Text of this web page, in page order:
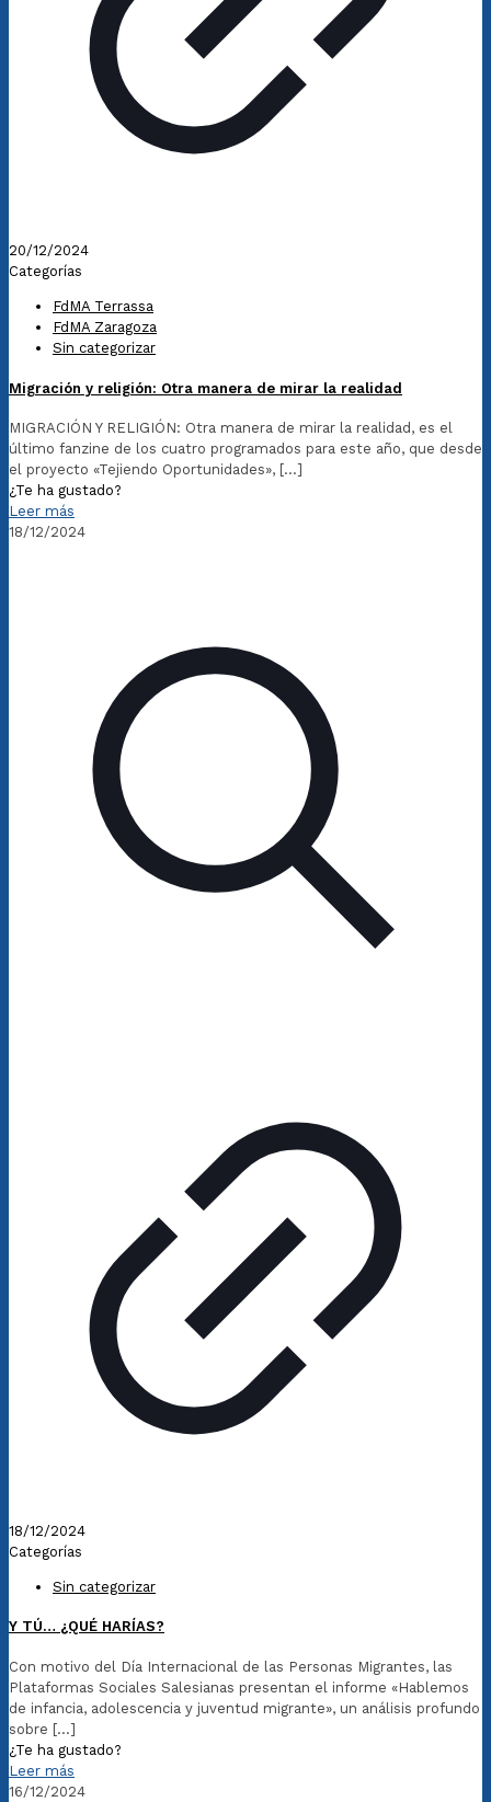
20/12/2024
Categorías
FdMA Terrassa
FdMA Zaragoza
Sin categorizar
Migración y religión: Otra manera de mirar la realidad
MIGRACIÓN Y RELIGIÓN: Otra manera de mirar la realidad, es el
último fanzine de los cuatro programados para este año, que desde
el proyecto «Tejiendo Oportunidades», […]
¿Te ha gustado?
Leer más
18/12/2024
18/12/2024
Categorías
Sin categorizar
Y TÚ… ¿QUÉ HARÍAS?
Con motivo del Día Internacional de las Personas Migrantes, las
Plataformas Sociales Salesianas presentan el informe «Hablemos
de infancia, adolescencia y juventud migrante», un análisis profundo
sobre […]
¿Te ha gustado?
Leer más
16/12/2024